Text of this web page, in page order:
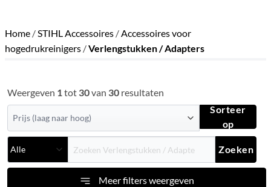
Home /STIHL Accessoires /Accessoires voor
hogedrukreinigers /Verlengstukken / Adapters
Weergeven 1tot 30van 30 resultaten
Sorteer
op
Zoeken
Meer filters weergeven